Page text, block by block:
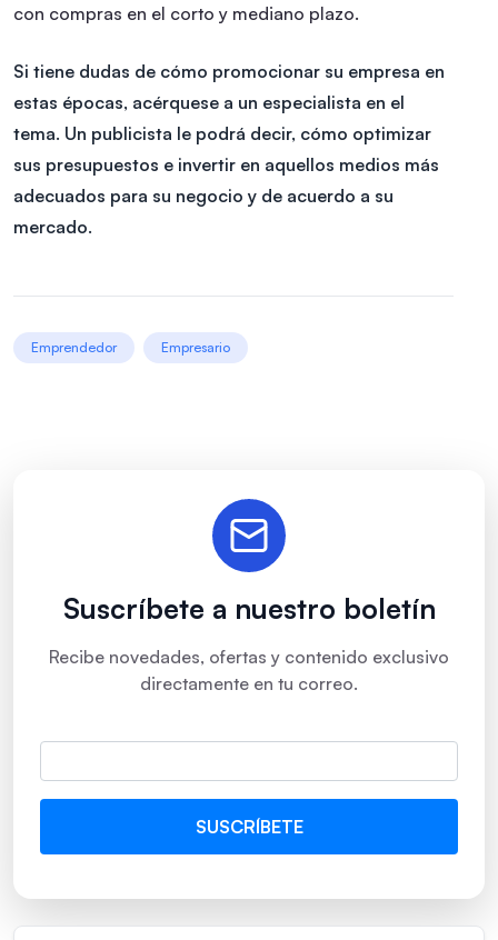
con compras en el corto y mediano plazo.
Si tiene dudas de cómo promocionar su empresa en
estas épocas, acérquese a un especialista en el
tema. Un publicista le podrá decir, cómo optimizar
sus presupuestos e invertir en aquellos medios más
adecuados para su negocio y de acuerdo a su
mercado.
Emprendedor Empresario
Suscríbete a nuestro boletín
Recibe novedades, ofertas y contenido exclusivo
directamente en tu correo.